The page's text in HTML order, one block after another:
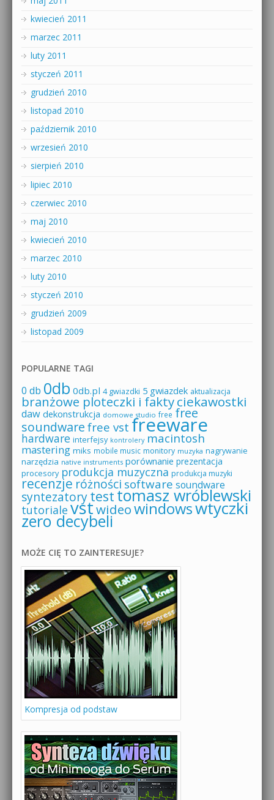
kwiecień 2011
marzec 2011
luty 2011
styczeń 2011
grudzień 2010
listopad 2010
październik 2010
wrzesień 2010
sierpień 2010
lipiec 2010
czerwiec 2010
maj 2010
kwiecień 2010
marzec 2010
luty 2010
styczeń 2010
grudzień 2009
listopad 2009
POPULARNE TAGI
0 db 0db 0db.pl 4 gwiazdki 5 gwiazdek aktualizacja
branżowe ploteczki i faktyciekawostki
daw dekonstrukcja domowe studio free free
soundware free vst freeware
hardware interfejsy kontrolery macintosh
mastering miks mobile music monitory muzyka nagrywanie
narzędzia native instruments porównanie prezentacja
procesory produkcja muzyczna produkcja muzyki
recenzje różności software soundware
syntezatorytesttomasz wróblewski
tutoriale vstwideowindowswtyczki
zero decybeli
MOŻE CIĘ TO ZAINTERESUJE?
Kompresja od podstaw